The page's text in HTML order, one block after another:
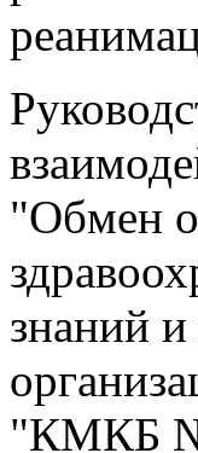
"Обмен
знаний
"КМКБ №